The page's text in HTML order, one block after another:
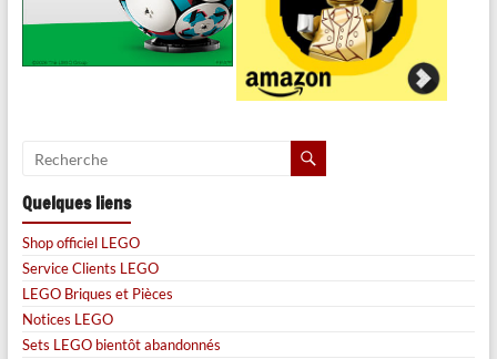
Quelques liens
Shop officiel LEGO
Service Clients LEGO
LEGO Briques et Pièces
Notices LEGO
Sets LEGO bientôt abandonnés